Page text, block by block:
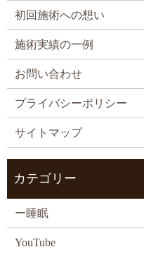
初回施術への想い
施術実績の一例
お問い合わせ
プライバシーポリシー
サイトマップ
カテゴリー
ー睡眠
YouTube